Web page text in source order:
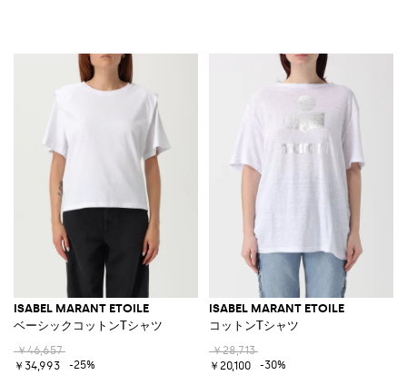
ISABEL MARANT ETOILE
ベーシックコットンTシャツ
￥46,657
￥34,993
-25%
ISABEL MARANT ETOILE
コットンTシャツ
￥28,713
￥20,100
-30%